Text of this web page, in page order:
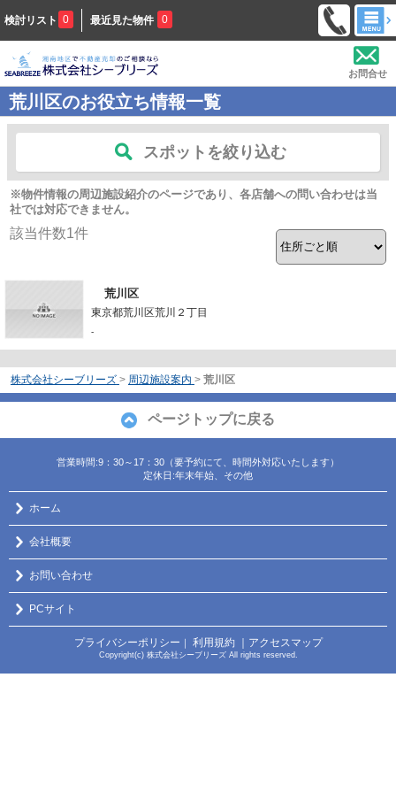
検討リスト 0 最近見た物件 0
お問合せ
荒川区のお役立ち情報一覧
スポットを絞り込む
※物件情報の周辺施設紹介のページであり、各店舗への問い合わせは当
社では対応できません。
該当件数1件
荒川区
東京都荒川区荒川２丁目
-
株式会社シーブリーズ > 周辺施設案内 > 荒川区
ページトップに戻る
営業時間:9：30～17：30（要予約にて、時間外対応いたします）
定休日:年末年始、その他
ホーム
会社概要
お問い合わせ
PCサイト
プライバシーポリシー ｜ 利用規約 ｜アクセスマップ
Copyright(c) 株式会社シーブリーズ All rights reserved.